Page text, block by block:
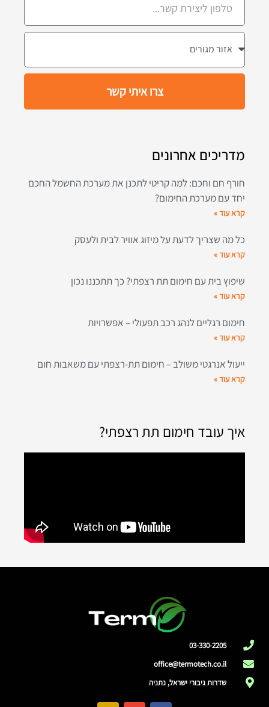
צרו איתי קשר
מדריכים אחרונים
חורף חם וחכם: למה קריטי לתכנן את מערכת החשמל החכם
יחד עם מערכת החימום?
קרא עוד »
כל מה שצריך לדעת על מיזוג אוויר לבית ולעסק
קרא עוד »
שיפוץ בית עם חימום תת רצפתי? כך תתכננו נכון
קרא עוד »
חימום רגליים לנהג רכב תפעולי – אפשרויות
קרא עוד »
ייעול אנרגטי משולב – חימום תת-רצפתי עם משאבות חום
קרא עוד »
איך עובד חימום תת רצפתי?
03-330-2205
office@termotech.co.il
שדרות גיבורי ישראל, נתניה